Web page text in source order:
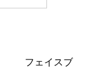
フェイスブ